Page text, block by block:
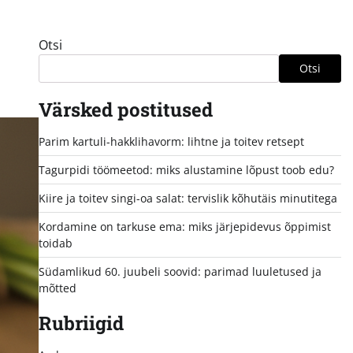
Otsi
Otsi
Värsked postitused
Parim kartuli-hakklihavorm: lihtne ja toitev retsept
Tagurpidi töömeetod: miks alustamine lõpust toob edu?
Kiire ja toitev singi-oa salat: tervislik kõhutäis minutitega
Kordamine on tarkuse ema: miks järjepidevus õppimist
toidab
Südamlikud 60. juubeli soovid: parimad luuletused ja
mõtted
Rubriigid